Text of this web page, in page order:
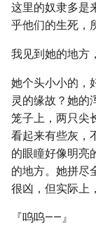
这里的奴隶多是
乎他们的生死，
我见到她的地方
她个头小小的，
灵的缘故？她的
笼子上，两只尖
看起来有些灰，
的眼瞳好像明亮
的地方。她拼尽
很凶，但实际上
『呜呜——』